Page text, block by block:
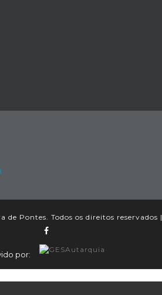
Pontes. Todos os direitos reservados |
por: